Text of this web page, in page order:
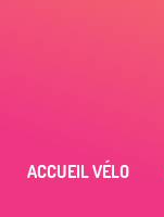
ACCUEIL VÉLO